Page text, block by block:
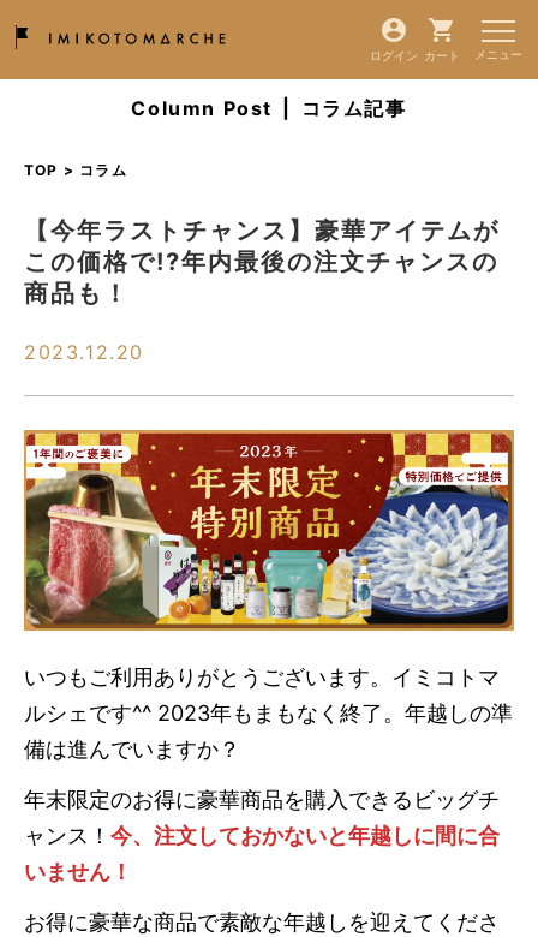
ログイン カート
Column Post コラム記事
TOP > コラム
【今年ラストチャンス】豪華アイテムが
この価格で!?年内最後の注文チャンスの
商品も！
2023.12.20
いつもご利用ありがとうございます。イミコトマ
ルシェです^^ 2023年もまもなく終了。年越しの準
備は進んでいますか？
年末限定のお得に豪華商品を購入できるビッグチ
ャンス！ 今、注文しておかないと年越しに間に合
いません！
お得に豪華な商品で素敵な年越しを迎えてくださ